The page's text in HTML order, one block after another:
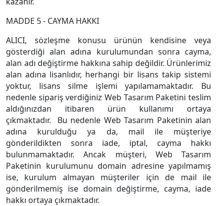
MADDE 5 - CAYMA HAKKI
ALICI, sözleşme konusu ürünün kendisine veya
gösterdiği alan adına kurulumundan sonra cayma,
alan adı değiştirme hakkına sahip değildir. Ürünlerimiz
alan adına lisanlıdır, herhangi bir lisans takip sistemi
yoktur, lisans silme işlemi yapılamamaktadır. Bu
nedenle sipariş verdiğiniz Web Tasarım Paketini teslim
aldığınızdan itibaren ürün kullanımı ortaya
çıkmaktadır. Bu nedenle Web Tasarım Paketinin alan
adına kurulduğu ya da, mail ile müşteriye
gönderildikten sonra iade, iptal, cayma hakkı
bulunmamaktadır. Ancak müşteri, Web Tasarım
Paketinin kurulumunu domain adresine yapılmamış
ise, kurulum almayan müşteriler için de mail ile
gönderilmemiş ise domain değiştirme, cayma, iade
hakkı ortaya çıkmaktadır.